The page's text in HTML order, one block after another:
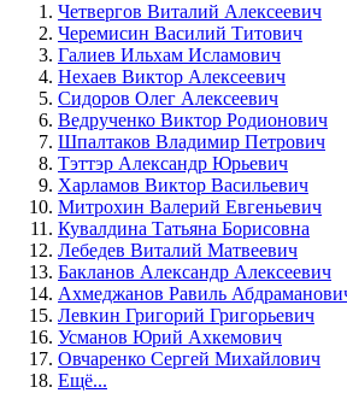
Четвергов Виталий Алексеевич
Черемисин Василий Титович
Галиев Ильхам Исламович
Нехаев Виктор Алексеевич
Сидоров Олег Алексеевич
Ведрученко Виктор Родионович
Шпалтаков Владимир Петрович
Тэттэр Александр Юрьевич
Харламов Виктор Васильевич
Митрохин Валерий Евгеньевич
Кувалдина Татьяна Борисовна
Лебедев Виталий Матвеевич
Бакланов Александр Алексеевич
Ахмеджанов Равиль
Левкин Григорий Григорьевич
Усманов Юрий Ахкемович
Овчаренко Сергей Михайлович
Ещё...